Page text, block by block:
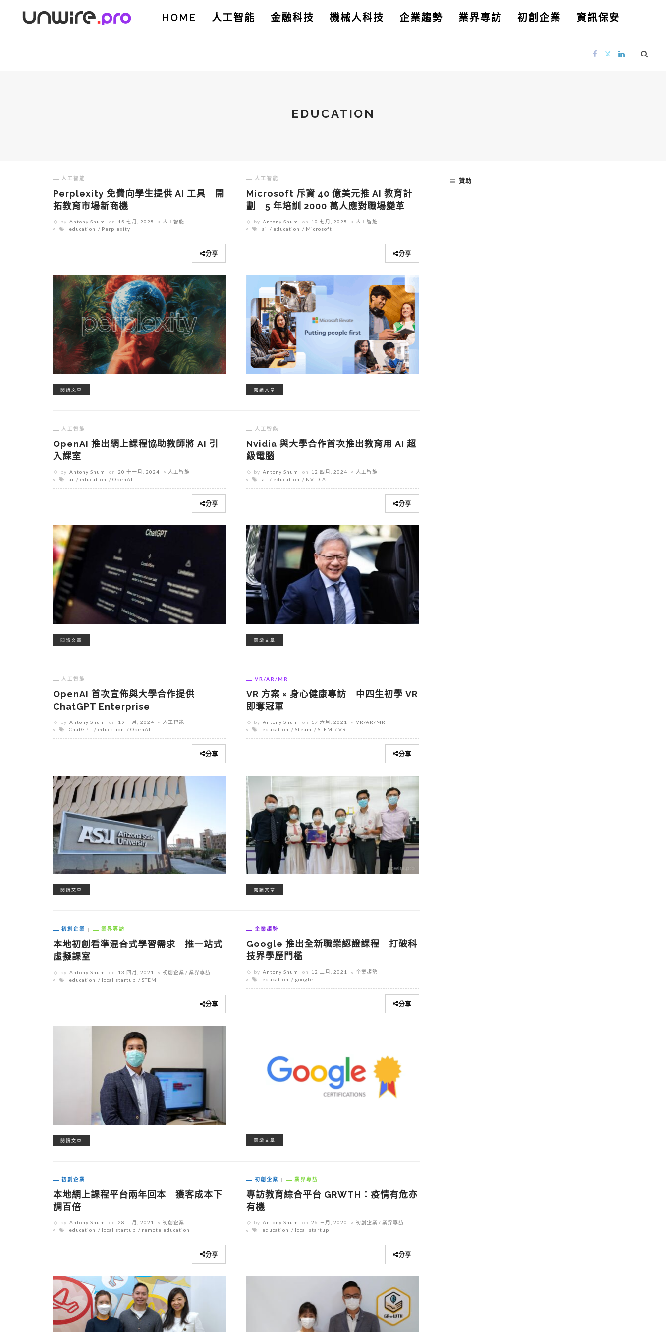
HOME 人工智能 金融科技 機械人科技 企業趨勢 業界專訪 初創企業 資訊保安
EDUCATION
人工智能
Perplexity 免費向學生提供 AI 工具 開
拓教育市場新商機
by Antony Shum on 15 七月, 2025
人工智能
education
Perplexity
分享
閱讀文章
人工智能
Microsoft 斥資 40 億美元推 AI 教育計
劃 5 年培訓 2000 萬人應對職場變革
by Antony Shum on 10 七月, 2025
人工智能
ai
education Microsoft
分享
閱讀文章
人工智能
OpenAI 推出網上課程協助教師將 AI 引
入課室
by Antony Shum on 20 十一月, 2024
人工智能
ai
education OpenAI
分享
閱讀文章
人工智能
Nvidia 與大學合作首次推出教育用 AI 超
級電腦
by Antony Shum on 12 四月, 2024
人工智能
ai
education NVIDIA
分享
閱讀文章
人工智能
OpenAI 首次宣佈與大學合作提供
ChatGPT Enterprise
by Antony Shum on 19 一月, 2024
人工智能
ChatGPT
education OpenAI
分享
閱讀文章
VR/AR/MR
VR 方案 × 身心健康專訪 中四生初學 VR
即奪冠軍
by Antony Shum on 17 六月, 2021
VR/AR/MR
education
Steam STEM VR
分享
閱讀文章
初創企業 業界專訪
本地初創看準混合式學習需求 推一站式
虛擬課室
by Antony Shum on 13 四月, 2021 初創企業
業界專訪
education
local startup STEM
分享
閱讀文章
企業趨勢
Google 推出全新職業認證課程 打破科
技界學歷門檻
by Antony Shum on 12 三月, 2021
企業趨勢
education
google
分享
閱讀文章
初創企業
本地網上課程平台兩年回本 獲客成本下
調百倍
by Antony Shum on 28 一月, 2021
初創企業
education
local startup remote education
分享
初創企業 業界專訪
專訪教育綜合平台 GRWTH：疫情有危亦
有機
by Antony Shum on 26 三月, 2020 初創企業
業界專訪
education
local startup
分享
贊助